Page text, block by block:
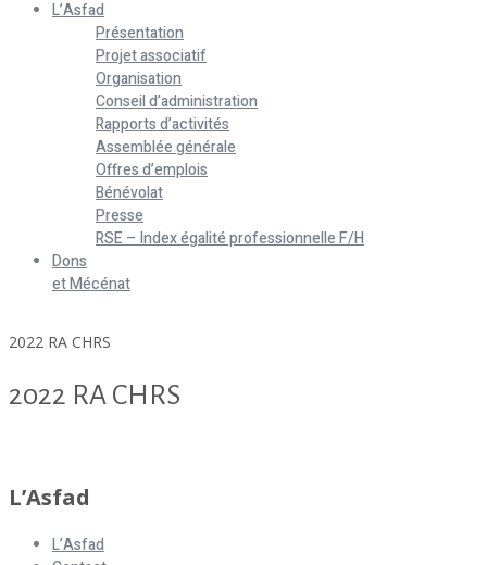
L’Asfad
Présentation
Projet associatif
Organisation
Conseil d’administration
Rapports d’activités
Assemblée générale
Offres d’emplois
Bénévolat
Presse
RSE – Index égalité professionnelle F/H
Dons
et Mécénat
2022 RA CHRS
2022 RA CHRS
L’Asfad
L’Asfad